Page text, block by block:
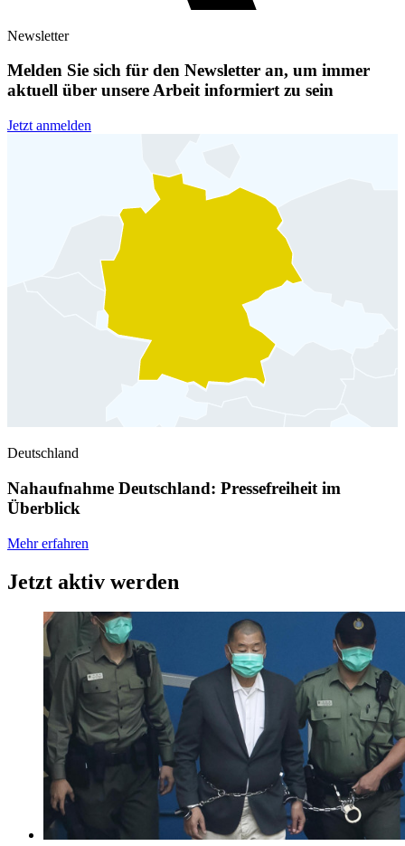
Newsletter
Melden Sie sich für den Newsletter an, um immer
aktuell über unsere Arbeit informiert zu sein
Jetzt anmelden
Deutschland
Nahaufnahme Deutschland: Pressefreiheit im
Überblick
Mehr erfahren
Jetzt aktiv werden